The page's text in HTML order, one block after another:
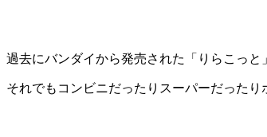
過去にバンダイから発売された「りらこっ
それでもコンビニだったりスーパーだった